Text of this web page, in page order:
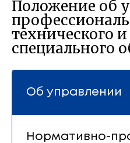
Положение об
технического
специального
Об управлении
Нормативно-